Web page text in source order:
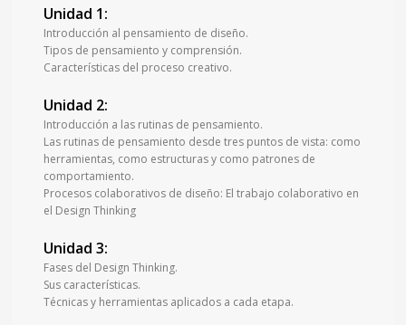
Unidad 1:
Introducción al pensamiento de diseño.
Tipos de pensamiento y comprensión.
Características del proceso creativo.
Unidad 2:
Introducción a las rutinas de pensamiento.
Las rutinas de pensamiento desde tres puntos de vista: como
herramientas, como estructuras y como patrones de
comportamiento.
Procesos colaborativos de diseño: El trabajo colaborativo en
el Design Thinking
Unidad 3:
Fases del Design Thinking.
Sus características.
Técnicas y herramientas aplicados a cada etapa.